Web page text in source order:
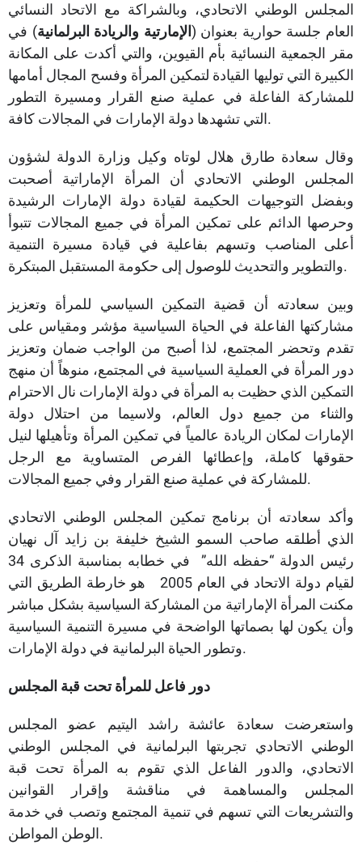
المجلس الوطني الاتحادي، وبالشراكة مع الاتحاد النسائي
العام جلسة حوارية بعنوان ( الإمارتية والريادة البرلمانية) في
مقر الجمعية النسائية بأم القيوين، والتي أكدت على المكانة
الكبيرة التي توليها القيادة لتمكين المرأة وفسح المجال أمامها
للمشاركة الفاعلة في عملية صنع القرار ومسيرة التطور
التي تشهدها دولة الإمارات في المجالات كافة.
وقال سعادة طارق هلال لوتاه وكيل وزارة الدولة لشؤون
المجلس الوطني الاتحادي أن المرأة الإماراتية أصحبت
وبفضل التوجيهات الحكيمة لقيادة دولة الإمارات الرشيدة
وحرصها الدائم على تمكين المرأة في جميع المجالات تتبوأ
أعلى المناصب وتسهم بفاعلية في قيادة مسيرة التنمية
والتطوير والتحديث للوصول إلى حكومة المستقبل المبتكرة.
وبين سعادته أن قضية التمكين السياسي للمرأة وتعزيز
مشاركتها الفاعلة في الحياة السياسية مؤشر ومقياس على
تقدم وتحضر المجتمع، لذا أصبح من الواجب ضمان وتعزيز
دور المرأة في العملية السياسية في المجتمع، منوهاً أن منهج
التمكين الذي حظيت به المرأة في دولة الإمارات نال الاحترام
والثناء من جميع دول العالم، ولاسيما من احتلال دولة
الإمارات لمكان الريادة عالمياً في تمكين المرأة وتأهيلها لنيل
حقوقها كاملة، وإعطائها الفرص المتساوية مع الرجل
للمشاركة في عملية صنع القرار وفي جميع المجالات.
وأكد سعادته أن برنامج تمكين المجلس الوطني الاتحادي
الذي أطلقه صاحب السمو الشيخ خليفة بن زايد آل نهيان
رئيس الدولة “حفظه الله” في خطابه بمناسبة الذكرى 34
لقيام دولة الاتحاد في العام 2005 هو خارطة الطريق التي
مكنت المرأة الإماراتية من المشاركة السياسية بشكل مباشر
وأن يكون لها بصماتها الواضحة في مسيرة التنمية السياسية
وتطور الحياة البرلمانية في دولة الإمارات.
دور فاعل للمرأة تحت قبة المجلس
واستعرضت سعادة عائشة راشد اليتيم عضو المجلس
الوطني الاتحادي تجربتها البرلمانية في المجلس الوطني
الاتحادي، والدور الفاعل الذي تقوم به المرأة تحت قبة
المجلس والمساهمة في مناقشة وإقرار القوانين
والتشريعات التي تسهم في تنمية المجتمع وتصب في خدمة
الوطن المواطن.